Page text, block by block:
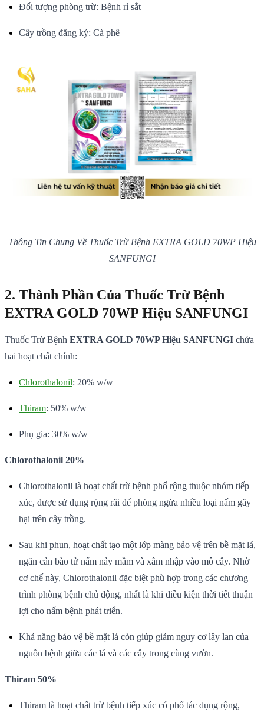
Đối tượng phòng trừ: Bệnh rỉ sắt
Cây trồng đăng ký: Cà phê
Thông Tin Chung Về Thuốc Trừ Bệnh EXTRA GOLD 70WP Hiệu
SANFUNGI
2. Thành Phần Của Thuốc Trừ Bệnh
EXTRA GOLD 70WP Hiệu SANFUNGI
Thuốc Trừ Bệnh EXTRA GOLD 70WP Hiệu SANFUNGI chứa
hai hoạt chất chính:
Chlorothalonil: 20% w/w
Thiram: 50% w/w
Phụ gia: 30% w/w
Chlorothalonil 20%
Chlorothalonil là hoạt chất trừ bệnh phổ rộng thuộc nhóm tiếp
xúc, được sử dụng rộng rãi để phòng ngừa nhiều loại nấm gây
hại trên cây trồng.
Sau khi phun, hoạt chất tạo một lớp màng bảo vệ trên bề mặt lá,
ngăn cản bào tử nấm nảy mầm và xâm nhập vào mô cây. Nhờ
cơ chế này, Chlorothalonil đặc biệt phù hợp trong các chương
trình phòng bệnh chủ động, nhất là khi điều kiện thời tiết thuận
lợi cho nấm bệnh phát triển.
Khả năng bảo vệ bề mặt lá còn giúp giảm nguy cơ lây lan của
nguồn bệnh giữa các lá và các cây trong cùng vườn.
Thiram 50%
Thiram là hoạt chất trừ bệnh tiếp xúc có phổ tác dụng rộng,